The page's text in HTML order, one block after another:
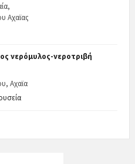
Αχαϊας
νερόμυλος-νεροτριβή
Αχαϊα